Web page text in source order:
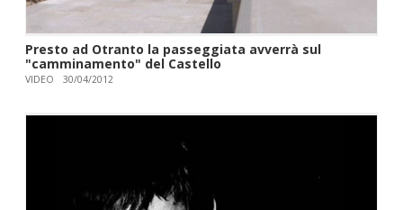
Presto ad Otranto la passeggiata avverrà sul
"camminamento" del Castello
VIDEO 30/04/2012